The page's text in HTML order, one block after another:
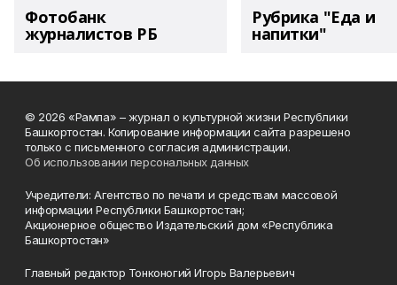
Фотобанк
журналистов РБ
Рубрика "Еда и
напитки"
© 2026 «Рампа» – журнал о культурной жизни Республики
Башкортостан. Копирование информации сайта разрешено
только с письменного согласия администрации.
Об использовании персональных данных
Учредители: Агентство по печати и средствам массовой
информации Республики Башкортостан;
Акционерное общество Издательский дом «Республика
Башкортостан»
Главный редактор Тонконогий Игорь Валерьевич